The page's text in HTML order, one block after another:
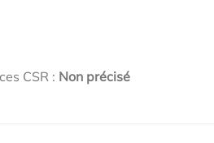
CSR : Non précisé